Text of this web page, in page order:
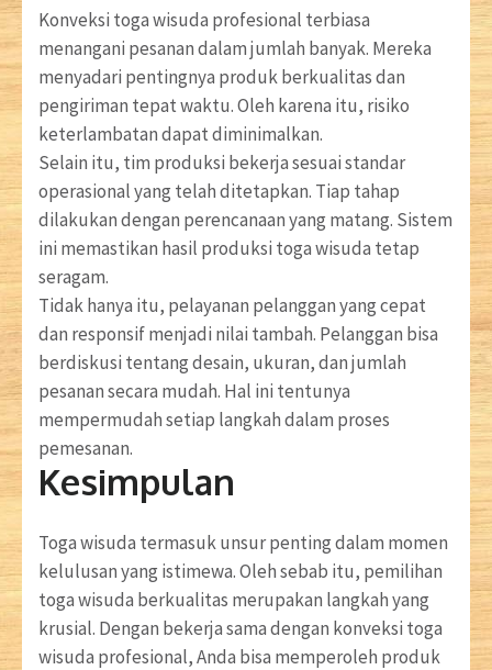
Konveksi toga wisuda profesional terbiasa
menangani pesanan dalam jumlah banyak. Mereka
menyadari pentingnya produk berkualitas dan
pengiriman tepat waktu. Oleh karena itu, risiko
keterlambatan dapat diminimalkan.
Selain itu, tim produksi bekerja sesuai standar
operasional yang telah ditetapkan. Tiap tahap
dilakukan dengan perencanaan yang matang. Sistem
ini memastikan hasil produksi toga wisuda tetap
seragam.
Tidak hanya itu, pelayanan pelanggan yang cepat
dan responsif menjadi nilai tambah. Pelanggan bisa
berdiskusi tentang desain, ukuran, dan jumlah
pesanan secara mudah. Hal ini tentunya
mempermudah setiap langkah dalam proses
pemesanan.
Kesimpulan
Toga wisuda termasuk unsur penting dalam momen
kelulusan yang istimewa. Oleh sebab itu, pemilihan
toga wisuda berkualitas merupakan langkah yang
krusial. Dengan bekerja sama dengan konveksi toga
wisuda profesional, Anda bisa memperoleh produk